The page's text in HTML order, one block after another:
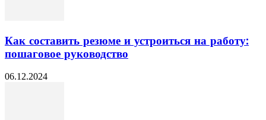
Как составить резюме и устроиться на работу:
пошаговое руководство
06.12.2024